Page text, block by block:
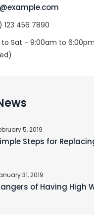
123 456 7890
to Sat - 9:00am to
5, 2019
Steps for
31, 2019
of Having High